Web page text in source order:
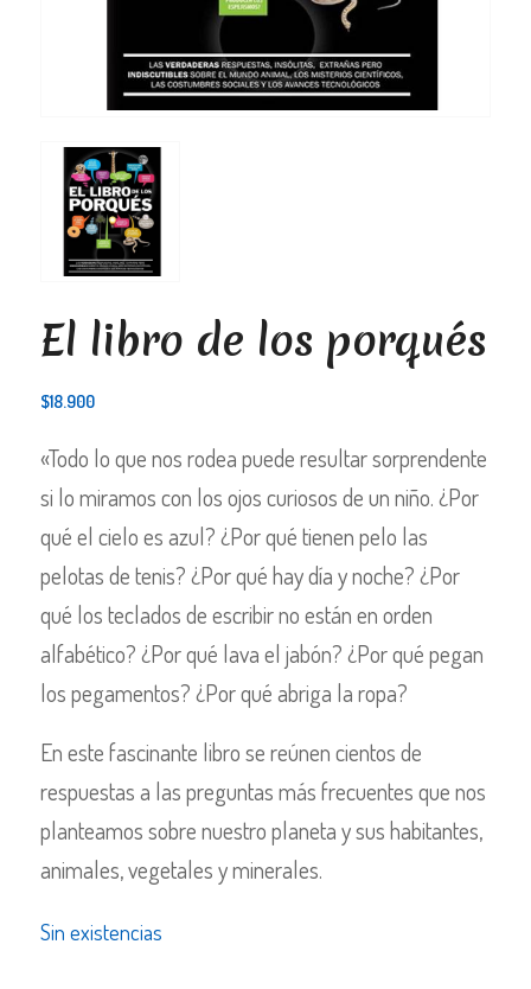
El libro de los porqués
$18.900
«Todo lo que nos rodea puede resultar sorprendente
si lo miramos con los ojos curiosos de un niño. ¿Por
qué el cielo es azul? ¿Por qué tienen pelo las
pelotas de tenis? ¿Por qué hay día y noche? ¿Por
qué los teclados de escribir no están en orden
alfabético? ¿Por qué lava el jabón? ¿Por qué pegan
los pegamentos? ¿Por qué abriga la ropa?
En este fascinante libro se reúnen cientos de
respuestas a las preguntas más frecuentes que nos
planteamos sobre nuestro planeta y sus habitantes,
animales, vegetales y minerales.
Sin existencias